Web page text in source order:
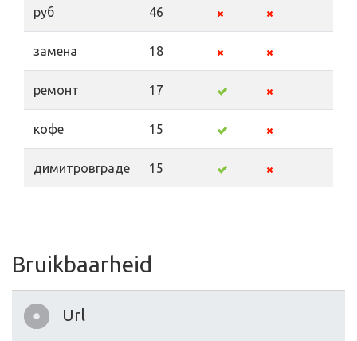
руб 46
замена 18
ремонт 17
кофе 15
димитровграде 15
Bruikbaarheid
Url